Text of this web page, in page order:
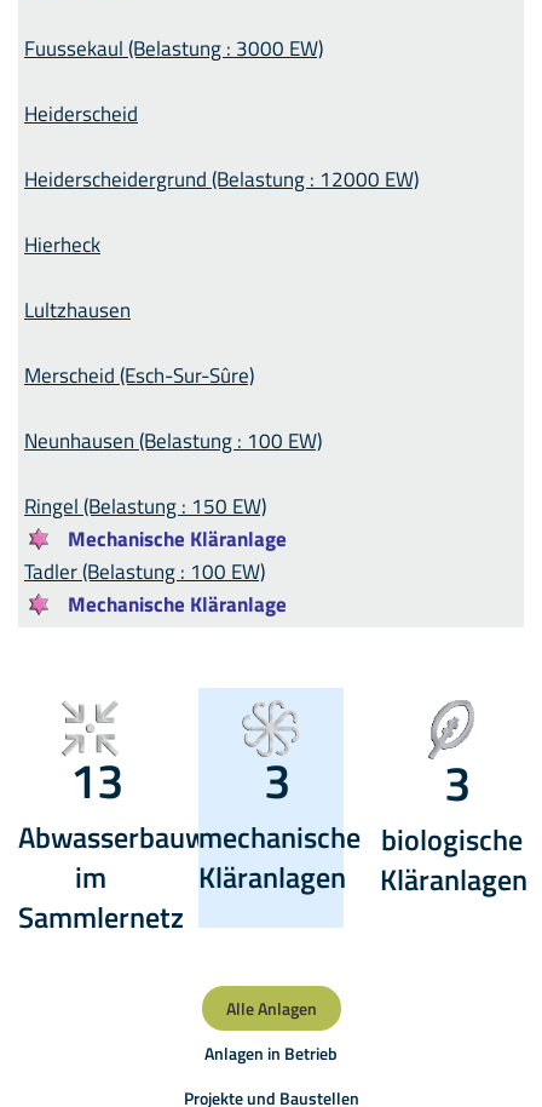
Fuussekaul (Belastung : 3000 EW)
Heiderscheid
Heiderscheidergrund (Belastung : 12000 EW)
Hierheck
Lultzhausen
Merscheid (Esch-Sur-Sûre)
Neunhausen (Belastung : 100 EW)
Ringel (Belastung : 150 EW)
Mechanische Kläranlage
Tadler (Belastung : 100 EW)
Mechanische Kläranlage
13
Abwasserbauwerke
im
Sammlernetz
3
mechanische
Kläranlagen
3
biologische
Kläranlagen
Alle Anlagen
Anlagen in Betrieb
Projekte und Baustellen